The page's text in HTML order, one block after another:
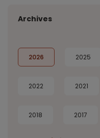
Archives
2026 2025
2022 2021
2018 2017